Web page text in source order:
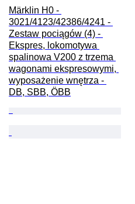
Märklin H0 -
3021/4123/42386/4241 -
Zestaw pociągów (4) -
Ekspres, lokomotywa
spalinowa V200 z trzema
wagonami ekspresowymi,
wyposażenie wnętrza -
DB, SBB, ÖBB